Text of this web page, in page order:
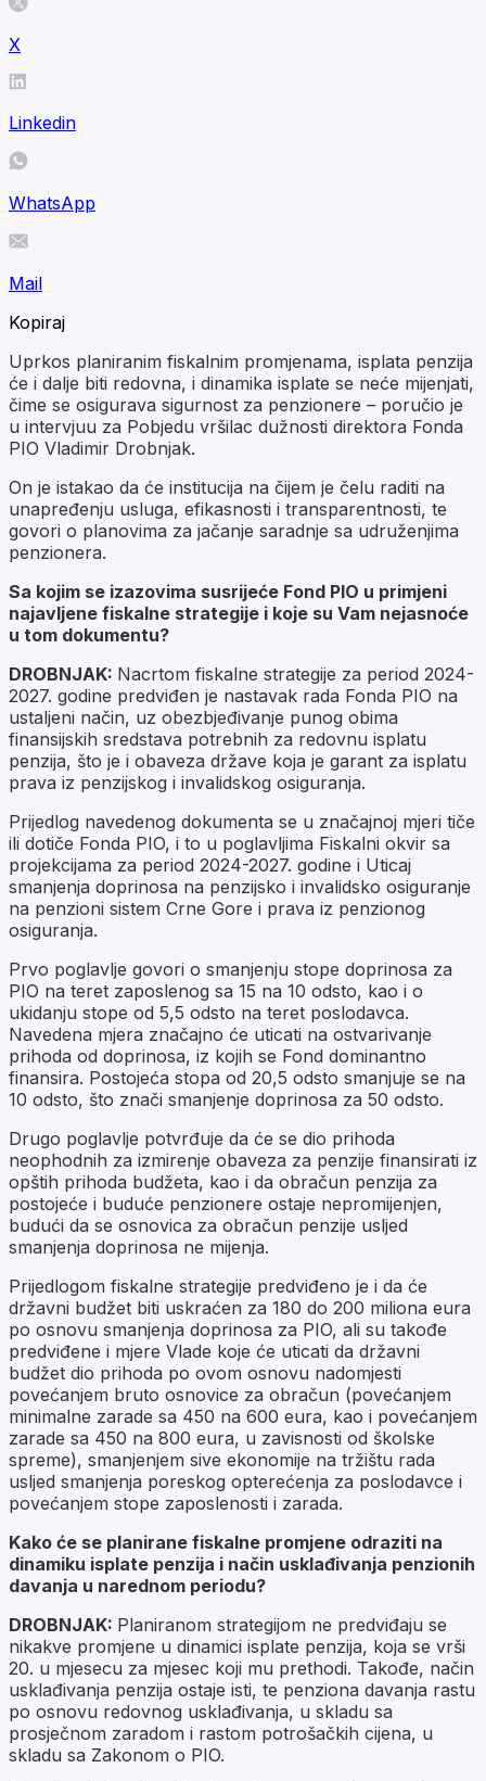
X
Linkedin
WhatsApp
Mail
Kopiraj
Uprkos planiranim fiskalnim promjenama, isplata penzija
će i dalje biti redovna, i dinamika isplate se neće mijenjati,
čime se osigurava sigurnost za penzionere – poručio je
u intervjuu za Pobjedu vršilac dužnosti direktora Fonda
PIO Vladimir Drobnjak.
On je istakao da će institucija na čijem je čelu raditi na
unapređenju usluga, efikasnosti i transparentnosti, te
govori o planovima za jačanje saradnje sa udruženjima
penzionera.
Sa kojim se izazovima susrijeće Fond PIO u primjeni
najavljene fiskalne strategije i koje su Vam nejasnoće
u tom dokumentu?
DROBNJAK: Nacrtom fiskalne strategije za period 2024-
2027. godine predviđen je nastavak rada Fonda PIO na
ustaljeni način, uz obezbjeđivanje punog obima
finansijskih sredstava potrebnih za redovnu isplatu
penzija, što je i obaveza države koja je garant za isplatu
prava iz penzijskog i invalidskog osiguranja.
Prijedlog navedenog dokumenta se u značajnoj mjeri tiče
ili dotiče Fonda PIO, i to u poglavljima Fiskalni okvir sa
projekcijama za period 2024-2027. godine i Uticaj
smanjenja doprinosa na penzijsko i invalidsko osiguranje
na penzioni sistem Crne Gore i prava iz penzionog
osiguranja.
Prvo poglavlje govori o smanjenju stope doprinosa za
PIO na teret zaposlenog sa 15 na 10 odsto, kao i o
ukidanju stope od 5,5 odsto na teret poslodavca.
Navedena mjera značajno će uticati na ostvarivanje
prihoda od doprinosa, iz kojih se Fond dominantno
finansira. Postojeća stopa od 20,5 odsto smanjuje se na
10 odsto, što znači smanjenje doprinosa za 50 odsto.
Drugo poglavlje potvrđuje da će se dio prihoda
neophodnih za izmirenje obaveza za penzije finansirati iz
opštih prihoda budžeta, kao i da obračun penzija za
postojeće i buduće penzionere ostaje nepromijenjen,
budući da se osnovica za obračun penzije usljed
smanjenja doprinosa ne mijenja.
Prijedlogom fiskalne strategije predviđeno je i da će
državni budžet biti uskraćen za 180 do 200 miliona eura
po osnovu smanjenja doprinosa za PIO, ali su takođe
predviđene i mjere Vlade koje će uticati da državni
budžet dio prihoda po ovom osnovu nadomjesti
povećanjem bruto osnovice za obračun (povećanjem
minimalne zarade sa 450 na 600 eura, kao i povećanjem
zarade sa 450 na 800 eura, u zavisnosti od školske
spreme), smanjenjem sive ekonomije na tržištu rada
usljed smanjenja poreskog opterećenja za poslodavce i
povećanjem stope zaposlenosti i zarada.
Kako će se planirane fiskalne promjene odraziti na
dinamiku isplate penzija i način usklađivanja penzionih
davanja u narednom periodu?
DROBNJAK: Planiranom strategijom ne predviđaju se
nikakve promjene u dinamici isplate penzija, koja se vrši
20. u mjesecu za mjesec koji mu prethodi. Takođe, način
usklađivanja penzija ostaje isti, te penziona davanja rastu
po osnovu redovnog usklađivanja, u skladu sa
prosječnom zaradom i rastom potrošačkih cijena, u
skladu sa Zakonom o PIO.